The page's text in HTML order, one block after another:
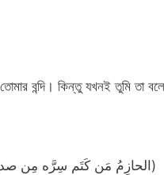
বন্দি। কিন্তু যখনই তুমি তা
(الحازِمُ مَن كَتَم سِرَّه مِن صديقِه؛ مخافةَ أن تُبَدَّلَ صداقتُه عَداوةً، فيُذيعَ سِرَّه)